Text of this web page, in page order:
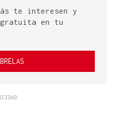
te interesen y
gratuita en tu